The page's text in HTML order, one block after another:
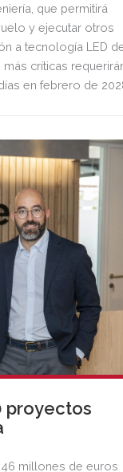
que permitirá
y ejecutar otros
a tecnología LED
críticas
en febrero de
proyectos
millones de euros